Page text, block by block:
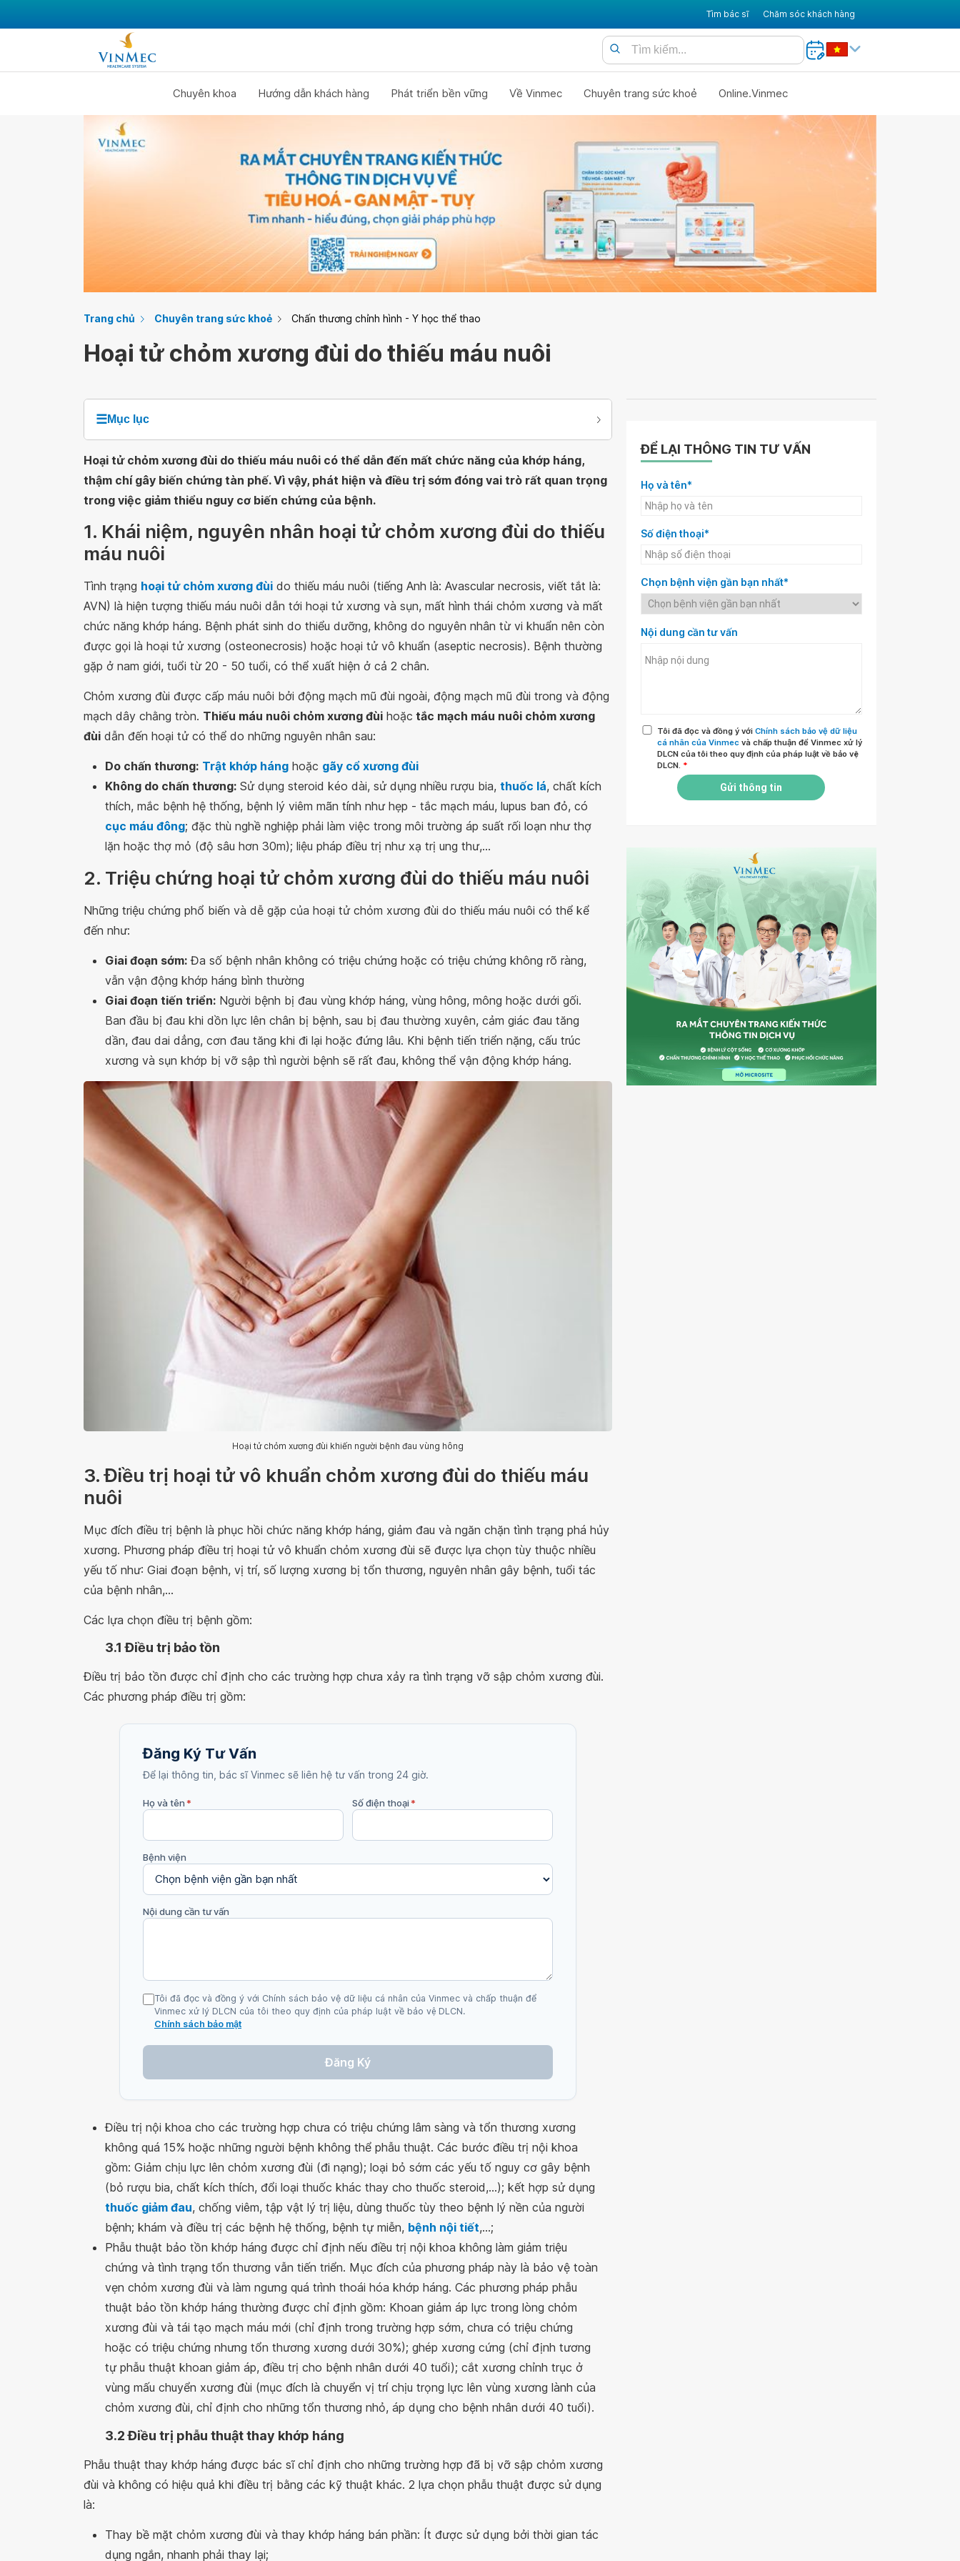
Tìm bác sĩ Chăm sóc khách hàng
Chuyên khoa Hướng dẫn khách hàng Phát triển bền vững Về Vinmec Chuyên trang sức khoẻ Online.Vinmec
Trang chủ Chuyên trang sức khoẻ Chấn thương chỉnh hình - Y học thể thao
Hoại tử chỏm xương đùi do thiếu máu nuôi
☰Mục lục
Hoại tử chỏm xương đùi do thiếu máu nuôi có thể dẫn đến mất chức năng của khớp háng,
thậm chí gây biến chứng tàn phế. Vì vậy, phát hiện và điều trị sớm đóng vai trò rất quan trọng
trong việc giảm thiểu nguy cơ biến chứng của bệnh.
1. Khái niệm, nguyên nhân hoại tử chỏm xương đùi do thiếu
máu nuôi
Tình trạng hoại tử chỏm xương đùi do thiếu máu nuôi (tiếng Anh là: Avascular necrosis, viết tắt là:
AVN) là hiện tượng thiếu máu nuôi dẫn tới hoại tử xương và sụn, mất hình thái chỏm xương và mất
chức năng khớp háng. Bệnh phát sinh do thiểu dưỡng, không do nguyên nhân từ vi khuẩn nên còn
được gọi là hoại tử xương (osteonecrosis) hoặc hoại tử vô khuẩn (aseptic necrosis). Bệnh thường
gặp ở nam giới, tuổi từ 20 - 50 tuổi, có thể xuất hiện ở cả 2 chân.
Chỏm xương đùi được cấp máu nuôi bởi động mạch mũ đùi ngoài, động mạch mũ đùi trong và động
mạch dây chằng tròn. Thiếu máu nuôi chỏm xương đùi hoặc tắc mạch máu nuôi chỏm xương
đùi dẫn đến hoại tử có thể do những nguyên nhân sau:
Do chấn thương: Trật khớp háng hoặc gãy cổ xương đùi
Không do chấn thương: Sử dụng steroid kéo dài, sử dụng nhiều rượu bia, thuốc lá, chất kích
thích, mắc bệnh hệ thống, bệnh lý viêm mãn tính như hẹp - tắc mạch máu, lupus ban đỏ, có
cục máu đông; đặc thù nghề nghiệp phải làm việc trong môi trường áp suất rối loạn như thợ
lặn hoặc thợ mỏ (độ sâu hơn 30m); liệu pháp điều trị như xạ trị ung thư,...
2. Triệu chứng hoại tử chỏm xương đùi do thiếu máu nuôi
Những triệu chứng phổ biến và dễ gặp của hoại tử chỏm xương đùi do thiếu máu nuôi có thể kể
đến như:
Giai đoạn sớm: Đa số bệnh nhân không có triệu chứng hoặc có triệu chứng không rõ ràng,
vẫn vận động khớp háng bình thường
Giai đoạn tiến triển: Người bệnh bị đau vùng khớp háng, vùng hông, mông hoặc dưới gối.
Ban đầu bị đau khi dồn lực lên chân bị bệnh, sau bị đau thường xuyên, cảm giác đau tăng
dần, đau dai dẳng, cơn đau tăng khi đi lại hoặc đứng lâu. Khi bệnh tiến triển nặng, cấu trúc
xương và sụn khớp bị vỡ sập thì người bệnh sẽ rất đau, không thể vận động khớp háng.
Hoại tử chỏm xương đùi khiến người bệnh đau vùng hông
3. Điều trị hoại tử vô khuẩn chỏm xương đùi do thiếu máu
nuôi
Mục đích điều trị bệnh là phục hồi chức năng khớp háng, giảm đau và ngăn chặn tình trạng phá hủy
xương. Phương pháp điều trị hoại tử vô khuẩn chỏm xương đùi sẽ được lựa chọn tùy thuộc nhiều
yếu tố như: Giai đoạn bệnh, vị trí, số lượng xương bị tổn thương, nguyên nhân gây bệnh, tuổi tác
của bệnh nhân,...
Các lựa chọn điều trị bệnh gồm:
3.1 Điều trị bảo tồn
Điều trị bảo tồn được chỉ định cho các trường hợp chưa xảy ra tình trạng vỡ sập chỏm xương đùi.
Các phương pháp điều trị gồm:
Đăng Ký Tư Vấn
Để lại thông tin, bác sĩ Vinmec sẽ liên hệ tư vấn trong 24 giờ.
Họ và tên* Số điện thoại*
Bệnh viện
Nội dung cần tư vấn
Tôi đã đọc và đồng ý với Chính sách bảo vệ dữ liệu cá nhân của Vinmec và chấp thuận để
Vinmec xử lý DLCN của tôi theo quy định của pháp luật về bảo vệ DLCN.
Chính sách bảo mật
Đăng Ký
Điều trị nội khoa cho các trường hợp chưa có triệu chứng lâm sàng và tổn thương xương
không quá 15% hoặc những người bệnh không thể phẫu thuật. Các bước điều trị nội khoa
gồm: Giảm chịu lực lên chỏm xương đùi (đi nạng); loại bỏ sớm các yếu tố nguy cơ gây bệnh
(bỏ rượu bia, chất kích thích, đổi loại thuốc khác thay cho thuốc steroid,...); kết hợp sử dụng
thuốc giảm đau, chống viêm, tập vật lý trị liệu, dùng thuốc tùy theo bệnh lý nền của người
bệnh; khám và điều trị các bệnh hệ thống, bệnh tự miễn, bệnh nội tiết,...;
Phẫu thuật bảo tồn khớp háng được chỉ định nếu điều trị nội khoa không làm giảm triệu
chứng và tình trạng tổn thương vẫn tiến triển. Mục đích của phương pháp này là bảo vệ toàn
vẹn chỏm xương đùi và làm ngưng quá trình thoái hóa khớp háng. Các phương pháp phẫu
thuật bảo tồn khớp háng thường được chỉ định gồm: Khoan giảm áp lực trong lòng chỏm
xương đùi và tái tạo mạch máu mới (chỉ định trong trường hợp sớm, chưa có triệu chứng
hoặc có triệu chứng nhưng tổn thương xương dưới 30%); ghép xương cứng (chỉ định tương
tự phẫu thuật khoan giảm áp, điều trị cho bệnh nhân dưới 40 tuổi); cắt xương chỉnh trục ở
vùng mấu chuyển xương đùi (mục đích là chuyển vị trí chịu trọng lực lên vùng xương lành của
chỏm xương đùi, chỉ định cho những tổn thương nhỏ, áp dụng cho bệnh nhân dưới 40 tuổi).
3.2 Điều trị phẫu thuật thay khớp háng
Phẫu thuật thay khớp háng được bác sĩ chỉ định cho những trường hợp đã bị vỡ sập chỏm xương
đùi và không có hiệu quả khi điều trị bằng các kỹ thuật khác. 2 lựa chọn phẫu thuật được sử dụng
là:
Thay bề mặt chỏm xương đùi và thay khớp háng bán phần: Ít được sử dụng bởi thời gian tác
dụng ngắn, nhanh phải thay lại;
ĐỂ LẠI THÔNG TIN TƯ VẤN
Họ và tên*
Số điện thoại*
Chọn bệnh viện gần bạn nhất*
Nội dung cần tư vấn
Tôi đã đọc và đồng ý với Chính sách bảo vệ dữ liệu
cá nhân của Vinmec và chấp thuận để Vinmec xử lý
DLCN của tôi theo quy định của pháp luật về bảo vệ
DLCN. *
Gửi thông tin